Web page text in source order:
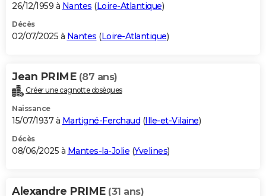
26/12/1959 à Nantes (Loire-Atlantique)
Décès
02/07/2025 à Nantes (Loire-Atlantique)
Jean PRIME (87 ans)
Créer une cagnotte obsèques
Naissance
15/07/1937 à Martigné-Ferchaud (Ille-et-Vilaine)
Décès
08/06/2025 à Mantes-la-Jolie (Yvelines)
Alexandre PRIME (31 ans)